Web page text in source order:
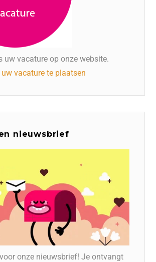
uw vacature op onze website.
vacature te plaatsen
nieuwsbrief
onze nieuwsbrief! Je ontvangt